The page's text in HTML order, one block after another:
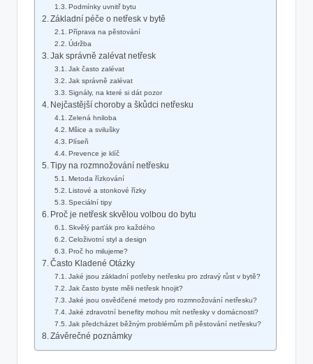
Podmínky uvnitř bytu
Základní péče o netřesk v bytě
Příprava na pěstování
Údržba
Jak správně zalévat netřesk
Jak často zalévat
Jak správně zalévat
Signály, na které si dát pozor
Nejčastější choroby a škůdci netřesku
Zelená hniloba
Mšice a svilušky
Plíseň
Prevence je klíč
Tipy na rozmnožování netřesku
Metoda řízkování
Listové a stonkové řízky
Speciální tipy
Proč je netřesk skvělou volbou do bytu
Skvělý parťák pro každého
Celoživotní styl a design
Proč ho milujeme?
Často Kladené Otázky
Jaké jsou základní potřeby netřesku pro zdravý růst v bytě?
Jak často byste měli netřesk hnojit?
Jaké jsou osvědčené metody pro rozmnožování netřesku?
Jaké zdravotní benefity mohou mít netřesky v domácnosti?
Jak předcházet běžným problémům při pěstování netřesku?
Závěrečné poznámky